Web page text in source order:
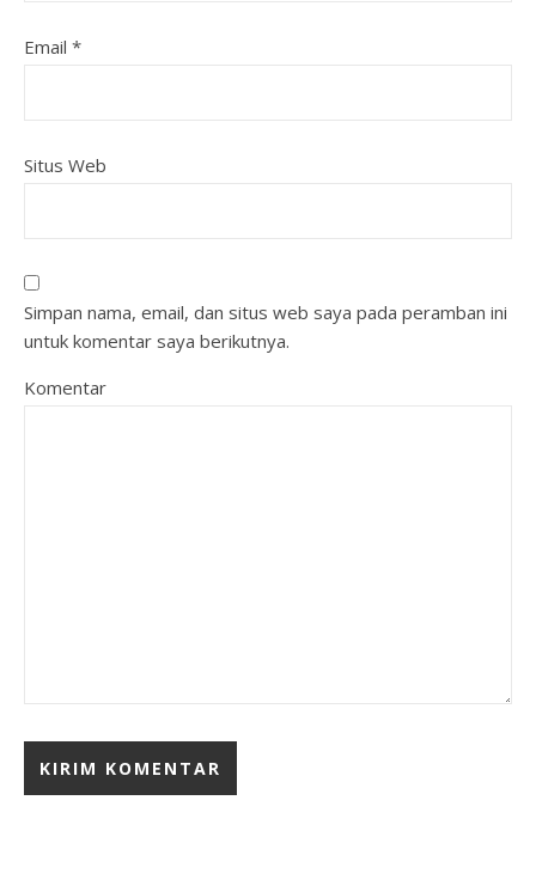
Email *
Situs Web
Simpan nama, email, dan situs web saya pada peramban ini
untuk komentar saya berikutnya.
Komentar